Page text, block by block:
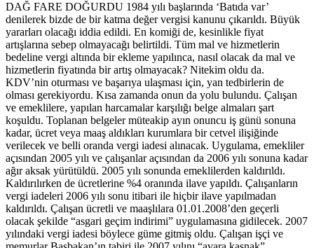
DAĞ FARE DOĞURDU 1984 yılı başlarında ‘Batıda var’
denilerek bizde de bir katma değer vergisi kanunu çıkarıldı. Büyük
yararları olacağı iddia edildi. En komiği de, kesinlikle fiyat
artışlarına sebep olmayacağı belirtildi. Tüm mal ve hizmetlerin
bedeline vergi altında bir ekleme yapılınca, nasıl olacak da mal ve
hizmetlerin fiyatında bir artış olmayacak? Nitekim oldu da.
KDV’nin oturması ve başarıya ulaşması için, yan tedbirlerin de
olması gerekiyordu. Kısa zamanda onun da yolu bulundu. Çalışan
ve emeklilere, yapılan harcamalar karşılığı belge almaları şart
koşuldu. Toplanan belgeler müteakip ayın onuncu iş günü sonuna
kadar, ücret veya maaş aldıkları kurumlara bir cetvel ilişiğinde
verilecek ve belli oranda vergi iadesi alınacak. Uygulama, emekliler
açısından 2005 yılı ve çalışanlar açısından da 2006 yılı sonuna kadar
ağır aksak yürütüldü. 2005 yılı sonunda emeklilerden kaldırıldı.
Kaldırılırken de ücretlerine %4 oranında ilave yapıldı. Çalışanların
vergi iadeleri 2006 yılı sonu itibari ile hiçbir ilave yapılmadan
kaldırıldı. Çalışan ücretli ve maaşlılara 01.01.2008’den geçerli
olacak şekilde “asgari geçim indirimi” uygulamasına gidilecek. 2007
yılındaki vergi iadesi böylece güme gitmiş oldu. Çalışan işçi ve